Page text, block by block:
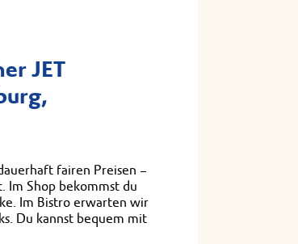
JET
fairen Preisen –
Im Shop bekommst du
Im Bistro erwarten wir
Du kannst bequem mit